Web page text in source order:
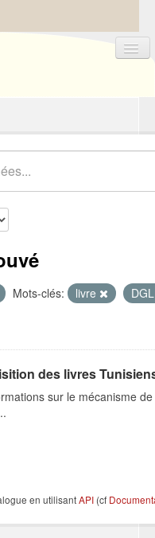
Mots-clés: livre
des livres
sur le mécanisme
en utilisantAPI (cf